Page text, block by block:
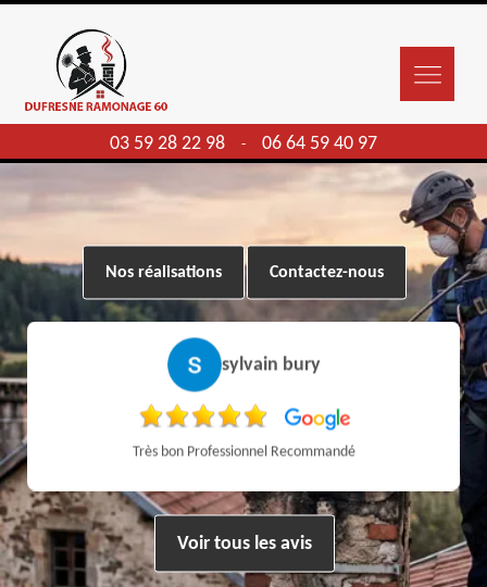
03 59 28 22 98 - 06 64 59 40 97
Nos réalisations Contactez-nous
sylvain bury
Très bon Professionnel Recommandé
Voir tous les avis